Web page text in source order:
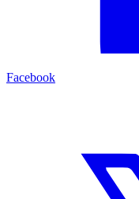
Facebook